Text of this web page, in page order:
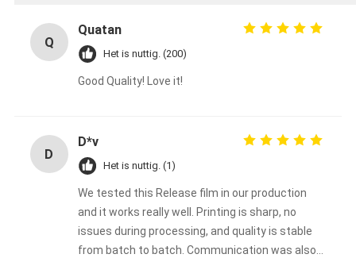
Q
Quatan
Het is nuttig. (200)
Good Quality! Love it!
D
D*v
Het is nuttig. (1)
We tested this Release film in our production
and it works really well. Printing is sharp, no
issues during processing, and quality is stable
from batch to batch. Communication was also